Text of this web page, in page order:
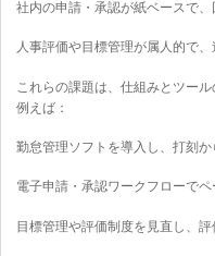
社内の申請・承認が紙ベースで
人事評価や目標管理が属人的で
これらの課題は、仕組みとツー
例えば：
勤怠管理ソフトを導入し、打刻
電子申請・承認ワークフローで
目標管理や評価制度を見直し、